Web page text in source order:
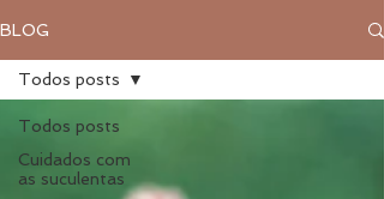
BLOG
Todos posts
Cuidados com
as suculentas
Todos posts